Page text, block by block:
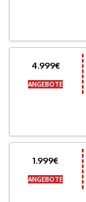
4.999€
ANGEBOTE
1.999€
ANGEBOTE